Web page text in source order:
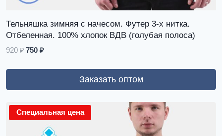
Тельняшка зимняя с начесом. Футер 3-х нитка.
Отбеленная. 100% хлопок ВДВ (голубая полоса)
920₽ 750 ₽
Заказать оптом
Специальная цена